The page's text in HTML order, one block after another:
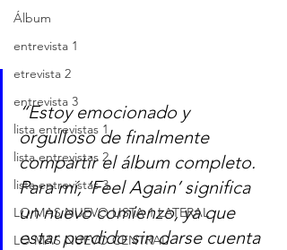
Álbum
entrevista 1
etrevista 2
entrevista 3
lista entrevistas 1
lista entrevistas 2
lista entrevistas 3
LO MAS NUEVO LISTA 1 LATERAL
LO MAS NUEVO CENTRAL
“Estoy emocionado y
orgulloso de finalmente
compartir el álbum completo.
Para mí, ‘Feel Again’ significa
un nuevo comienzo, ya que
estar perdido sin darse cuenta